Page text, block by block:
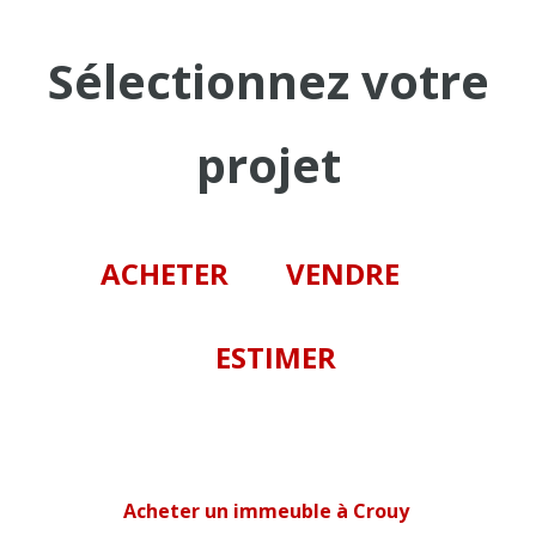
Sélectionnez votre
projet
ACHETER VENDRE
ESTIMER
Acheter un immeuble à Crouy